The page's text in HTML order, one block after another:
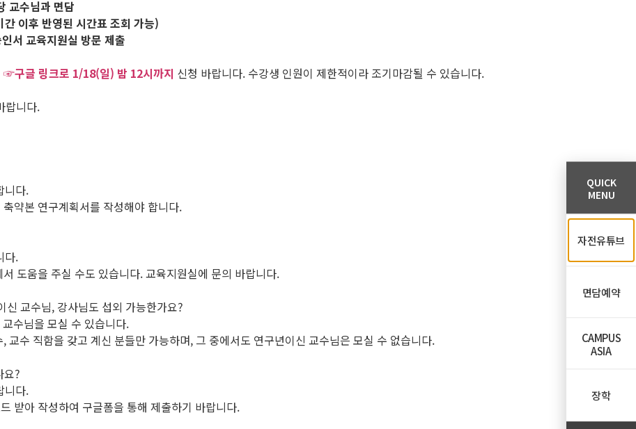
교수님과 면담
이후 반영된 시간표 조회 가능)
서 교육지원실 방문 제출
☞구글 링크로 1/18(일) 밤 12시까지 신청 바랍니다. 수강생 인원이 제한적이라 조기마감될 수 있습니다.
랍니다.
니다.
약본 연구계획서를 작성해야 합니다.
다.
도움을 주실 수도 있습니다. 교육지원실에 문의 바랍니다.
교수님, 강사님도 섭외 가능한가요?
수님을 모실 수 있습니다.
교수 직함을 갖고 계신 분들만 가능하며, 그 중에서도 연구년이신 교수님은 모실 수 없습니다.
요?
니다.
받아 작성하여 구글폼을 통해 제출하기 바랍니다.
QUICK
MENU
자전유튜브
면담예약
CAMPUS
ASIA
장학